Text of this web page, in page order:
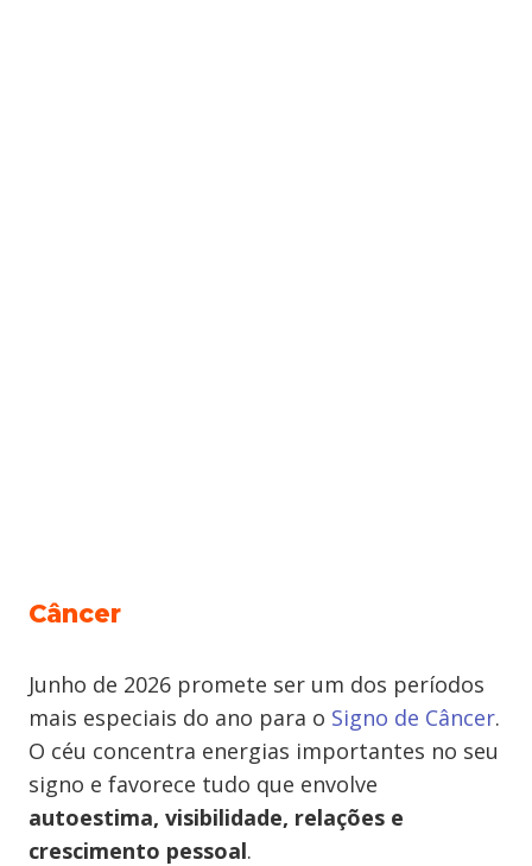
Câncer
Junho de 2026 promete ser um dos períodos
mais especiais do ano para o Signo de Câncer.
O céu concentra energias importantes no seu
signo e favorece tudo que envolve
autoestima, visibilidade, relações e
crescimento pessoal.